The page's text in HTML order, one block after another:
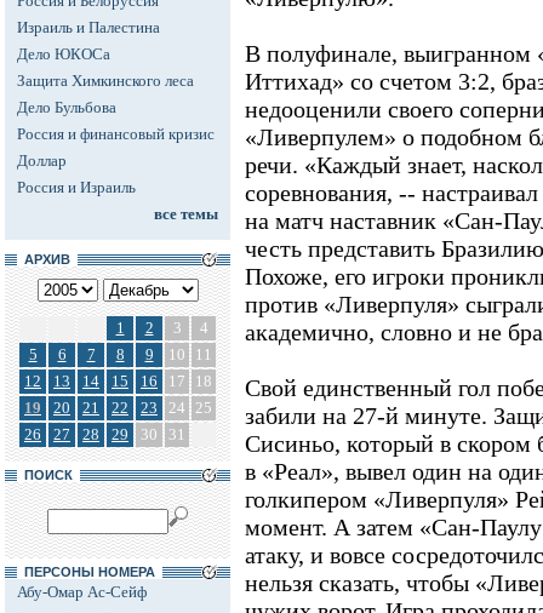
Израиль и Палестина
Дело ЮКОСа
Защита Химкинского леса
Дело Бульбова
Россия и финансовый кризис
Доллар
Россия и Израиль
все темы
АРХИВ
1 2 3
4
5
6 7 8 9 10
11
12
13 14 15 16 17
18
19
20 21 22 23 24 25
26
27 28 29 30 31
ПОИСК
ПЕРСОНЫ НОМЕРА
Абу-Омар Ас-Сейф
В полуфинале, выигранном
Иттихад» со счетом 3:2,
недооценили своего
«Ливерпулем» о подобном
речи. «Каждый знает,
соревнования, --
на матч наставник «Сан-
честь представить
Похоже, его игроки
против «Ливерпуля»
академично, словно и не
Свой единственный гол
забили на 27-й минуте.
Сисиньо, который в скором
в «Реал», вывел один на
голкипером «Ливерпуля»
момент. А затем «Сан-
атаку, и вовсе
нельзя сказать, чтобы